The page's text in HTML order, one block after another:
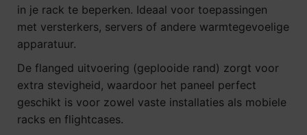
in je rack te beperken. Ideaal voor toepassingen
met versterkers, servers of andere warmtegevoelige
apparatuur.
De flanged uitvoering (geplooide rand) zorgt voor
extra stevigheid, waardoor het paneel perfect
geschikt is voor zowel vaste installaties als mobiele
racks en flightcases.